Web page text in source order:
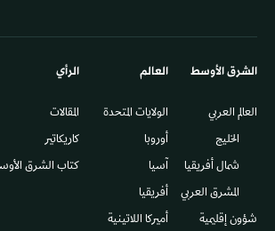
الشرق الأوسط​
العالم العربي
الخليج
شمال أفريقيا
المشرق العربي
شؤون إقليمية
العالم
الولايات المتحدة
أوروبا
آسيا
أفريقيا
أميركا اللاتينية
الرأي
المقالات
كاريكاتير
كتاب الشرق